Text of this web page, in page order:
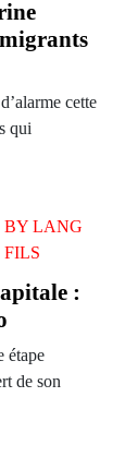
cette
qui
BYLANG
FILS
:
étape
de son